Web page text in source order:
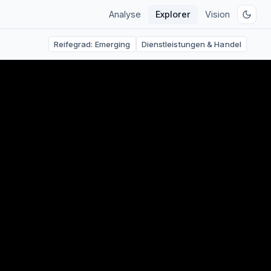
Analyse Explorer Vision
Reifegrad: Emerging Dienstleistungen & Handel